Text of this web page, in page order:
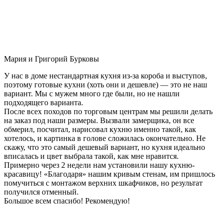
Мария и Григорий Бурковы
У нас в доме нестандартная кухня из-за короба и выступов,
поэтому готовые кухни (хоть они и дешевле) — это не наш
вариант. Мы с мужем много где были, но не нашли
подходящего варианта.
После всех походов по торговым центрам мы решили делать
на заказ под наши размеры. Вызвали замерщика, он все
обмерил, посчитал, нарисовал кухню именно такой, как
хотелось, и картинка в голове сложилась окончательно. Не
скажу, что это самый дешевый вариант, но кухня идеально
вписалась и цвет выбрала такой, как мне нравится.
Примерно через 2 недели нам установили нашу кухню-
красавицу! «Благодаря» нашим кривым стенам, им пришлось
помучиться с монтажом верхних шкафчиков, но результат
получился отменный.
Большое всем спасибо! Рекомендую!